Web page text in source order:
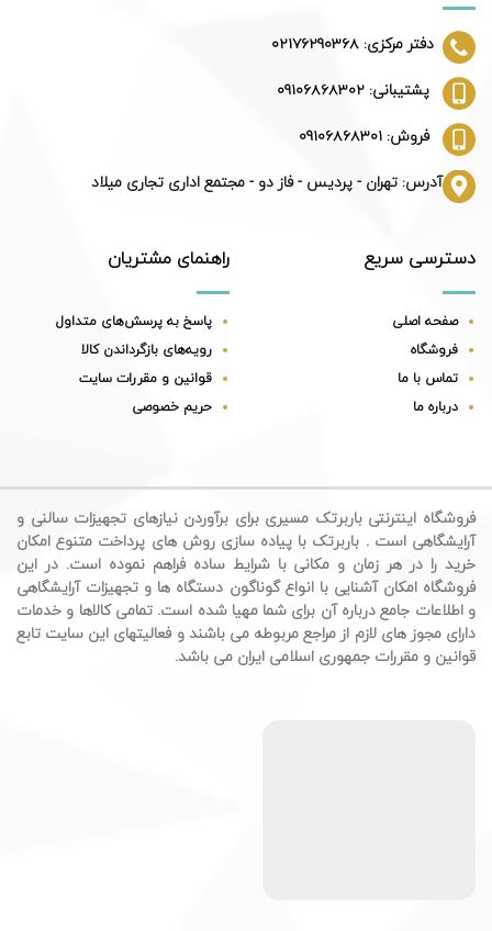
دفتر مرکزی: 02176290368
پشتیبانی: 09106868302
فروش: 09106868301
آدرس: تهران - پردیس - فاز دو - مجتمع اداری تجاری میلاد
دسترسی سریع
صفحه اصلی
فروشگاه
تماس با ما
درباره ما
راهنمای مشتریان
پاسخ به پرسش‌های متداول
رویه‌های بازگرداندن کالا
قوانین و مقررات سایت
حریم خصوصی
فروشگاه اینترنتی باربرتک مسیری برای برآوردن نیازهای تجهیزات سالنی و
آرایشگاهی است . باربرتک با پیاده سازی روش های پرداخت متنوع امکان
خرید را در هر زمان و مکانی با شرایط ساده فراهم نموده است. در این
فروشگاه امکان آشنایی با انواع گوناگون دستگاه ها و تجهیزات آرایشگاهی
و اطلاعات جامع درباره آن برای شما مهیا شده است. تمامی کالاها و خدمات
دارای مجوز های لازم از مراجع مربوطه می باشند و فعالیتهای این سایت تابع
قوانین و مقررات جمهوری اسلامی ایران می باشد.